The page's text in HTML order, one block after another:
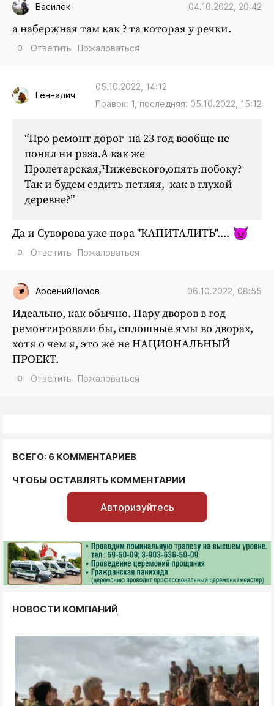
Василёк 04.10.2022, 20:42
а набержная там как ? та которая у речки.
0 Ответить Пожаловаться
Геннадич
05.10.2022, 14:12
Правок: 1, последняя: 05.10.2022, 15:12
“Про ремонт дорог на 23 год вообще не
понял ни раза.А как же
Пролетарская,Чижевского,опять побоку?
Так и будем ездить петляя, как в глухой
деревне?”
Да и Суворова уже пора "КАПИТАЛИТЬ"....
0 Ответить Пожаловаться
АрсенийЛомов 06.10.2022, 08:55
Идеально, как обычно. Пару дворов в год
ремонтировали бы, сплошные ямы во дворах,
хотя о чем я, это же не НАЦИОНАЛЬНЫЙ
ПРОЕКТ.
0 Ответить Пожаловаться
ВСЕГО: 6 КОММЕНТАРИЕВ
ЧТОБЫ ОСТАВЛЯТЬ КОММЕНТАРИИ
Авторизуйтесь
НОВОСТИ КОМПАНИЙ